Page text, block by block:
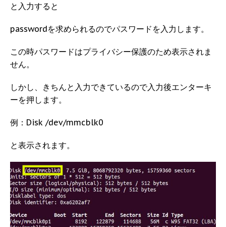
と入力すると
passwordを求められるのでパスワードを入力します。
この時パスワードはプライバシー保護のため表示されま
せん。
しかし、きちんと入力できているので入力後エンターキ
ーを押します。
例：Disk /dev/mmcblk0
と表示されます。